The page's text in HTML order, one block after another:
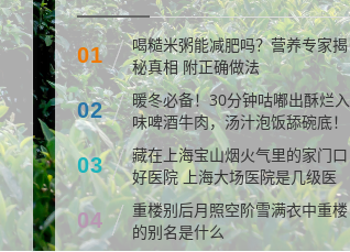
01
喝糙米粥能减肥吗？营养专家揭
秘真相 附正确做法
02
暖冬必备！30分钟咕嘟出酥烂入
味啤酒牛肉，汤汁泡饭舔碗底！
03
藏在上海宝山烟火气里的家门口
好医院 上海大场医院是几级医
院
04
重楼别后月照空阶雪满衣中重楼
的别名是什么